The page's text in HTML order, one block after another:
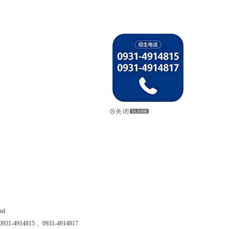
4914815 、0931-4914817